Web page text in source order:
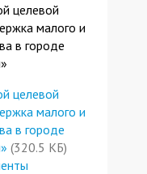
целевой
малого и
в городе
целевой
малого и
в городе
(320.5 КБ)